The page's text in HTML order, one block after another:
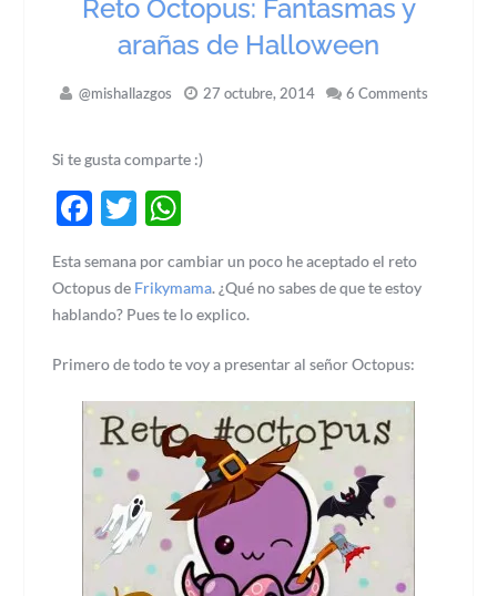
Reto Octopus: Fantasmas y
arañas de Halloween
@mishallazgos 27 octubre, 2014 6 Comments
Si te gusta comparte :)
Facebook
Twitter
Esta semana por cambiar un poco he aceptado el reto
Octopus de Frikymama. ¿Qué no sabes de que te estoy
hablando? Pues te lo explico.
Primero de todo te voy a presentar al señor Octopus: